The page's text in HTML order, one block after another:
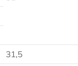
31,5